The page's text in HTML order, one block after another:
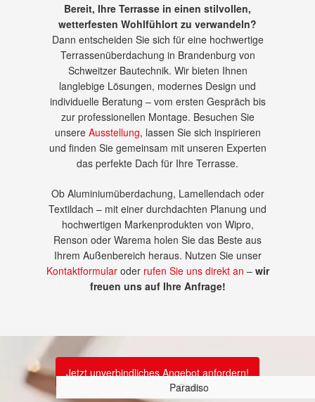
Lamellendächer
Textildach Lapure
Terrassenüberdachung mit Glaselementen
Lounge
Diafano
Cielo
Paradiso
Bereit, Ihre Terrasse in einen stilvollen,
wetterfesten Wohlfühlort zu verwandeln?
Dann entscheiden Sie sich für eine hochwertige
Terrassenüberdachung in Brandenburg von
Schweitzer Bautechnik. Wir bieten Ihnen
langlebige Lösungen, modernes Design und
individuelle Beratung – vom ersten Gespräch bis
zur professionellen Montage. Besuchen Sie
unsere Ausstellung, lassen Sie sich inspirieren
und finden Sie gemeinsam mit unseren Experten
das perfekte Dach für Ihre Terrasse.
Ob Aluminiumüberdachung, Lamellendach oder
Textildach – mit einer durchdachten Planung und
hochwertigen Markenprodukten von Wipro,
Renson oder Warema holen Sie das Beste aus
Ihrem Außenbereich heraus. Nutzen Sie unser
Kontaktformularoder rufen Sie uns direkt an – wir
freuen uns auf Ihre Anfrage!
Jetzt unverbindliches Angebot anfordern!